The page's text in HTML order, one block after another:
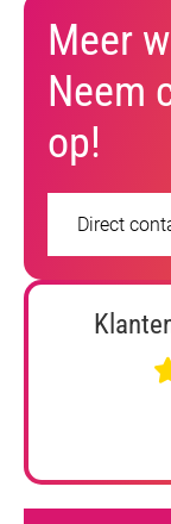
Meer
Neem
op!
Direct